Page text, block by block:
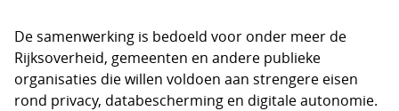
De samenwerking is bedoeld voor onder meer de
Rijksoverheid, gemeenten en andere publieke
organisaties die willen voldoen aan strengere eisen
rond privacy, databescherming en digitale autonomie.